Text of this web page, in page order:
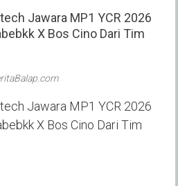
Jawara MP1 YCR 2026
X Bos Cino Dari Tim
Jawara MP1 YCR 2026
X Bos Cino Dari Tim